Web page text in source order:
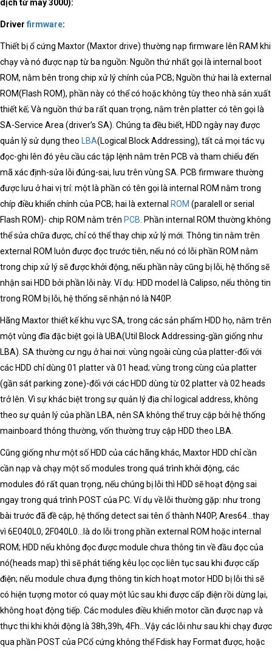
dịch từ máy 3000):
Driver firmware:
Thiết bị ổ cứng Maxtor (Maxtor drive) thường nạp firmware lên RAM khi
chạy và nó được nạp từ ba nguồn: Nguồn thứ nhất gọi là internal boot
ROM, nằm bên trong chip xử lý chính của PCB; Nguồn thứ hai là external
ROM(Flash ROM), phần này có thể có hoặc không tùy theo nhà sản xuất
thiết kế; Và nguồn thứ ba rất quan trọng, nằm trên platter có tên gọi là
SA-Service Area (driver’s SA). Chúng ta đều biết, HDD ngày nay được
quản lý sử dụng theo LBA(Logical Block Addressing), tất cả mọi tác vụ
đọc-ghi lên đó yêu cầu các tập lệnh nằm trên PCB và tham chiếu đến
mã xác định-sửa lỗi đúng-sai, lưu trên vùng SA. PCB firmware thường
được lưu ở hai vị trí: một là phần có tên gọi là internal ROM nằm trong
chíp điều khiển chính của PCB; hai là external ROM (paralell or serial
Flash ROM)- chip ROM nằm trên PCB. Phần internal ROM thường không
thể sửa chữa được, chỉ có thể thay chip xử lý mới. Thông tin nằm trên
external ROM luôn được đọc trước tiên, nếu nó có lỗi phần ROM nằm
trong chip xử lý sẽ được khởi động, nếu phần này cũng bị lỗi, hệ thống sẽ
nhận sai HDD bởi phần lỗi này. Ví dụ: HDD model là Calipso, nếu thông tin
trong ROM bị lỗi, hệ thống sẽ nhận nó là N40P.
Hãng Maxtor thiết kế khu vực SA, trong các sản phẩm HDD họ, nằm trên
một vùng đĩa đặc biệt gọi là UBA(Util Block Addressing-gần giống như
LBA). SA thường cư ngụ ở hai nơi: vùng ngoài cùng của platter-đối với
các HDD chỉ dùng 01 platter và 01 head; vùng trong cùng của platter
(gần sát parking zone)-đối với các HDD dùng từ 02 platter và 02 heads
trở lên. Vì sự khác biệt trong sự quản lý địa chỉ logical address, không
theo sự quản lý của phần LBA, nên SA không thể truy cập bởi hệ thống
mainboard thông thường, vốn thường truy cập HDD theo LBA.
Cũng giống như một số HDD của các hãng khác, Maxtor HDD chỉ cần
cần nạp và chạy một số modules trong quá trình khởi động, các
modules đó rất quan trọng, nếu chúng bị lỗi thì HDD sẽ hoạt động sai
ngay trong quá trình POST của PC. Ví dụ về lỗi thường gặp: như trong
bài trước đã đề cập, hệ thống detect sai tên ổ thành N40P, Ares64…thay
vì 6E040L0, 2F040L0…là do lỗi trong phần external ROM hoặc internal
ROM; HDD nếu không đọc được module chưa thông tin về đầu đọc của
nó(heads map) thì sẽ phát tiếng kêu lọc cọc liên tục sau khi được cấp
điện; nếu module chưa đựng thông tin kích hoạt motor HDD bị lỗi thì sẽ
có hiện tượng motor có quay một lúc sau khi được cấp điện rồi dừng lại,
không hoạt động tiếp. Các modules điều khiển motor cần được nạp và
thực thi khi khởi động là 38h,39h, 4Fh…Vậy các lỗi như sau khi chạy được
qua phần POST của PCổ cứng không thể Fdisk hay Format được, hoặc